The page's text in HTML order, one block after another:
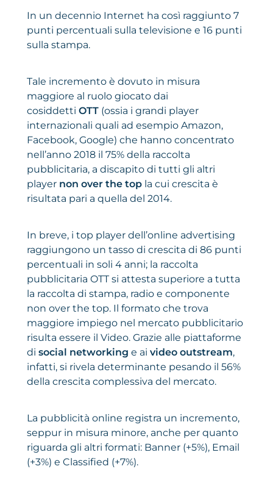
In un decennio Internet ha così raggiunto 7
punti percentuali sulla televisione e 16 punti
sulla stampa.
Tale incremento è dovuto in misura
maggiore al ruolo giocato dai
cosiddetti OTT (ossia i grandi player
internazionali quali ad esempio Amazon,
Facebook, Google) che hanno concentrato
nell’anno 2018 il 75% della raccolta
pubblicitaria, a discapito di tutti gli altri
player non over the top la cui crescita è
risultata pari a quella del 2014.
In breve, i top player dell’online advertising
raggiungono un tasso di crescita di 86 punti
percentuali in soli 4 anni; la raccolta
pubblicitaria OTT si attesta superiore a tutta
la raccolta di stampa, radio e componente
non over the top. Il formato che trova
maggiore impiego nel mercato pubblicitario
risulta essere il Video. Grazie alle piattaforme
di social networking e ai video outstream,
infatti, si rivela determinante pesando il 56%
della crescita complessiva del mercato.
La pubblicità online registra un incremento,
seppur in misura minore, anche per quanto
riguarda gli altri formati: Banner (+5%), Email
(+3%) e Classified (+7%).